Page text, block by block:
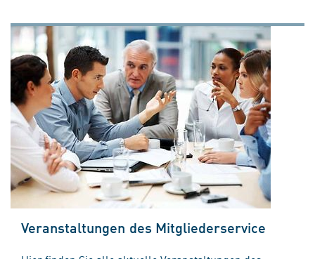
Veranstaltungen des Mitgliederservice